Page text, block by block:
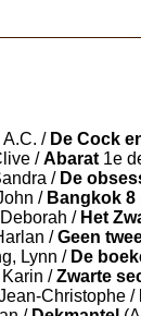
A.C. / De Cock
/Abarat 1e
/ De
/ Bangkok 8
/ Het
/Geen
Lynn / De
/Zwarte
Christophe /